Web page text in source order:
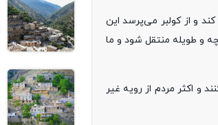
که می خواهد آن را وارد کشور کند و از کولبر می‌پرسد این
و طویله منتقل شود و ما
۲۰ تا ۳۰ نفر از این راه کسب درآمد می‌کنند و اکثر مردم از رویه غیر